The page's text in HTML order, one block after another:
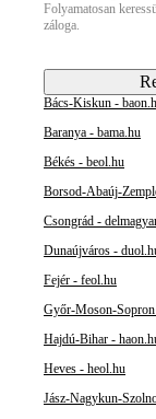
Folyamatosan
záloga.
Bács-Kiskun -
Baranya - bama.hu
Békés - beol.hu
Borsod-Abaúj-
Csongrád -
Dunaújváros -
Fejér - feol.hu
Győr-Moson-
Hajdú-Bihar -
Heves - heol.hu
Jász-Nagykun-